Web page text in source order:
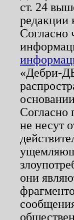
ст. 24
редакции
Согласно
«Дебри-
Согласно
не несут
они